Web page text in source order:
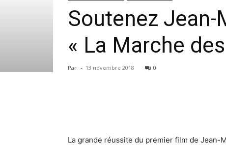
Soutenez
« La Marche
Par - 13 novembre 2018 0
La grande réussite du premier film de Jean-